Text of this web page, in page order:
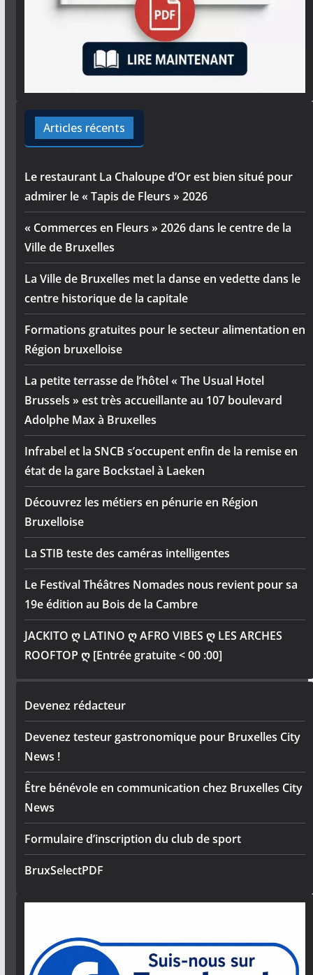
Articles récents
Le restaurant La Chaloupe d’Or est bien situé pour
admirer le « Tapis de Fleurs » 2026
« Commerces en Fleurs » 2026 dans le centre de la
Ville de Bruxelles
La Ville de Bruxelles met la danse en vedette dans le
centre historique de la capitale
Formations gratuites pour le secteur alimentation en
Région bruxelloise
La petite terrasse de l’hôtel « The Usual Hotel
Brussels » est très accueillante au 107 boulevard
Adolphe Max à Bruxelles
Infrabel et la SNCB s’occupent enfin de la remise en
état de la gare Bockstael à Laeken
Découvrez les métiers en pénurie en Région
Bruxelloise
La STIB teste des caméras intelligentes
Le Festival Théâtres Nomades nous revient pour sa
19e édition au Bois de la Cambre
JACKITO ღ LATINO ღ AFRO VIBES ღ LES ARCHES
ROOFTOP ღ [Entrée gratuite < 00 :00]
Devenez rédacteur
Devenez testeur gastronomique pour Bruxelles City
News !
Être bénévole en communication chez Bruxelles City
News
Formulaire d’inscription du club de sport
BruxSelectPDF